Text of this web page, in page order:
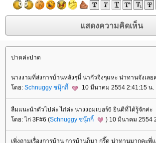
ปาดค่ะปาด
นางงามที่ส่งการบ้่านหลังๆนี่ น่ากัวจิงๆแหะ น่าทานจังเลย
ดย: Schnuggy ชนุ๊กกี้ 10 มีนาคม 2554 2:41:15 น.
ลืมแนะนำตัวไปค่ะ ไก่ค่ะ นางงอมเบอร์6 ยินดีที่ได้รู้จักค่ะ
ดย: ไก่ 3F#6 (Schnuggy ชนุ๊กกี้ ) 10 มีนาคม 2554
เพิ่งถามเรื่องการบ้าน การบ้านก็มา กรี๊ด น่าทานมากคะ